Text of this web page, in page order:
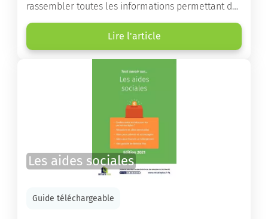
rassembler toutes les informations permettant de
choisir la résidence services seniors adaptée.
Lire l'article
Les aides sociales
Guide téléchargeable